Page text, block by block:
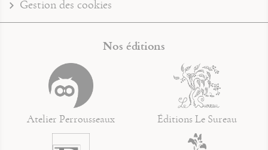
Gestion des cookies
Nos éditions
Atelier Perrousseaux Éditions Le Sureau